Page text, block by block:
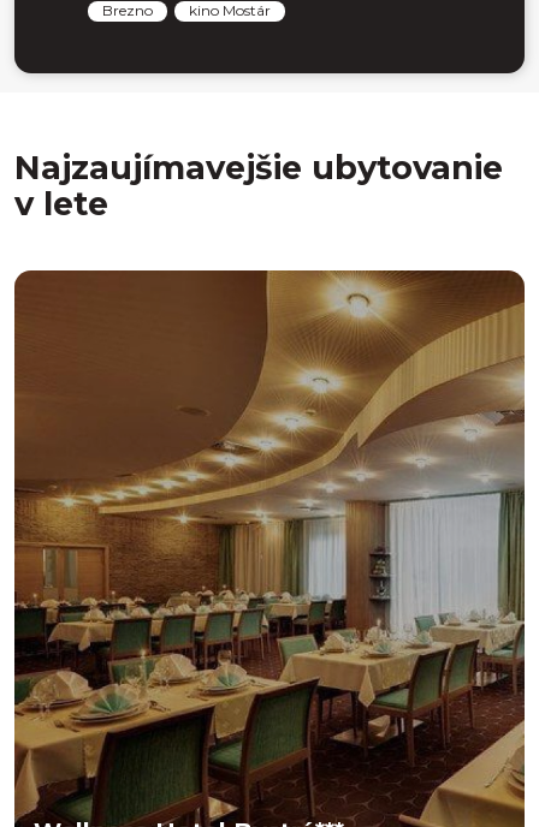
Brezno kino Mostár
Najzaujímavejšie ubytovanie
v lete